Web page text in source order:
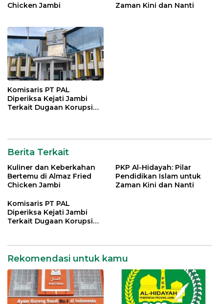
Chicken Jambi
Zaman Kini dan Nanti
Komisaris PT PAL
Diperiksa Kejati Jambi
Terkait Dugaan Korupsi
Berita Terkait
Kuliner dan Keberkahan
Bertemu di Almaz Fried
Chicken Jambi
PKP Al-Hidayah: Pilar
Pendidikan Islam untuk
Zaman Kini dan Nanti
Komisaris PT PAL
Diperiksa Kejati Jambi
Terkait Dugaan Korupsi
Rekomendasi untuk kamu